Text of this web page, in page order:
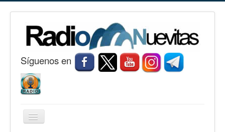
Síguenos en
Cambiar